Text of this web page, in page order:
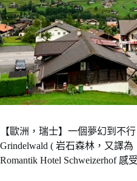
【歐洲，瑞士】一個夢幻到不
Grindelwald ( 岩石森林，又譯
Romantik Hotel Schweizerhof 感